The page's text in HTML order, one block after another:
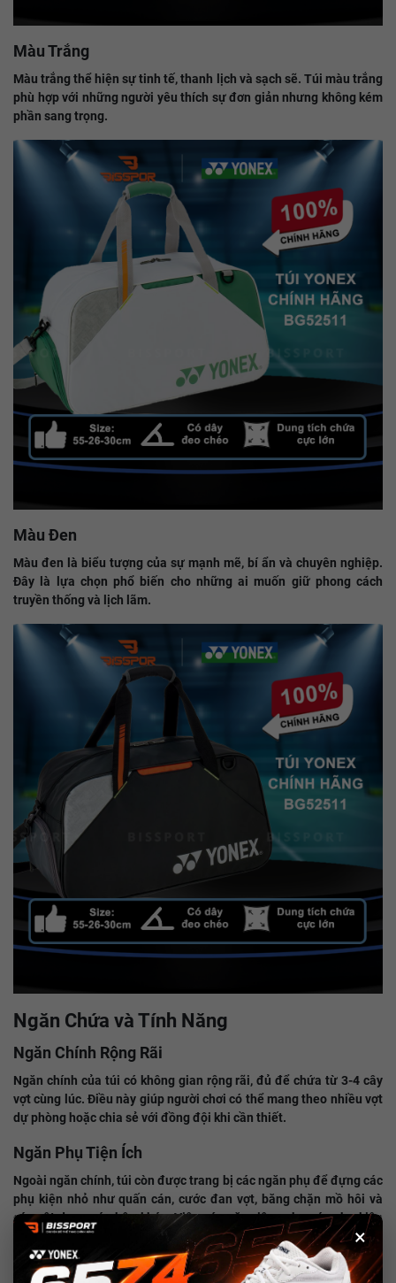
×
Màu Trắng
Màu trắng thể hiện sự tinh tế, thanh lịch và sạch sẽ. Túi màu trắng
phù hợp với những người yêu thích sự đơn giản nhưng không kém
phần sang trọng.
Màu Đen
Màu đen là biểu tượng của sự mạnh mẽ, bí ẩn và chuyên nghiệp.
Đây là lựa chọn phổ biến cho những ai muốn giữ phong cách
truyền thống và lịch lãm.
Ngăn Chứa và Tính Năng
Ngăn Chính Rộng Rãi
Ngăn chính của túi có không gian rộng rãi, đủ để chứa từ 3-4 cây
vợt cùng lúc. Điều này giúp người chơi có thể mang theo nhiều vợt
dự phòng hoặc chia sẻ với đồng đội khi cần thiết.
Ngăn Phụ Tiện Ích
Ngoài ngăn chính, túi còn được trang bị các ngăn phụ để đựng các
phụ kiện nhỏ như quấn cán, cước đan vợt, băng chặn mồ hôi và
các vật dụng cá nhân khác. Việc có ngăn riêng cho các phụ kiện
giúp người sử dụng dễ dàng tổ chức và truy cập khi cần.
Ngăn Đựng Giày Riêng Biệt